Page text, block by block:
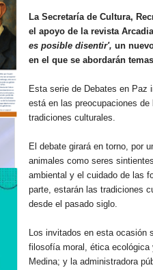
La Secretaría de Cultura,
el apoyo de la revista
es posible disentir', un
en el que se abordarán
Esta serie de Debates en Paz
está en las preocupaciones
tradiciones culturales.
El debate girará en torno, por
animales como seres
ambiental y el cuidado de las
parte, estarán las tradiciones
desde el pasado siglo.
Los invitados en esta ocasión
filosofía moral, ética ecológica
Medina; y la administradora